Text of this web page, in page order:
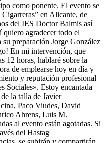
como ponente. El evento se
en Alicante, de
del IES Doctor Balmis así
agradecer todo el
preparación Jorge González
En mi intervención, que
12 horas, hablaré sobre la
de emplearse hoy en día y
y reputación profesional
Sociales». Estoy encantada
la talla de Javier
Paco Viudes, David
Ahrens, Luis M.
al evento están agotadas. Si
del Hastag